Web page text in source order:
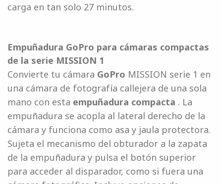
carga en tan solo 27 minutos.
Empuñadura GoPro para cámaras compactas
de la serie MISSION 1
Convierte tu cámara GoPro MISSION serie 1 en
una cámara de fotografía callejera de una sola
mano con esta empuñadura compacta . La
empuñadura se acopla al lateral derecho de la
cámara y funciona como asa y jaula protectora.
Sujeta el mecanismo del obturador a la zapata
de la empuñadura y pulsa el botón superior
para acceder al disparador, como si fuera una